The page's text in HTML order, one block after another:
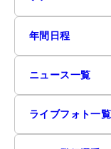
年間日程
ニュース一覧
ライブフォト一覧